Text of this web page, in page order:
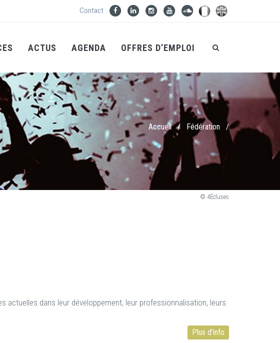
Contact
ACTUS AGENDA OFFRES D’EMPLOI
Accueil/ Fédération /
© 4Écluses
actuelles dans leur développement, leur professionnalisation, leurs
Plus d'info